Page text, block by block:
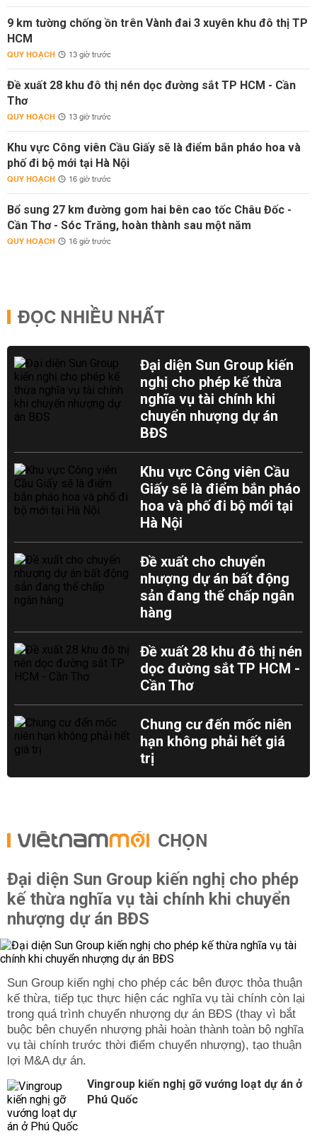
9 km tường chống ồn trên Vành đai 3 xuyên khu đô thị TP
HCM
QUY HOẠCH 13 giờ trước
Đề xuất 28 khu đô thị nén dọc đường sắt TP HCM - Cần
Thơ
QUY HOẠCH 13 giờ trước
Khu vực Công viên Cầu Giấy sẽ là điểm bắn pháo hoa và
phố đi bộ mới tại Hà Nội
QUY HOẠCH 16 giờ trước
Bổ sung 27 km đường gom hai bên cao tốc Châu Đốc -
Cần Thơ - Sóc Trăng, hoàn thành sau một năm
QUY HOẠCH 16 giờ trước
ĐỌC NHIỀU NHẤT
Đại diện Sun Group kiến
nghị cho phép kế thừa
nghĩa vụ tài chính khi
chuyển nhượng dự án
BĐS
Khu vực Công viên Cầu
Giấy sẽ là điểm bắn pháo
hoa và phố đi bộ mới tại
Hà Nội
Đề xuất cho chuyển
nhượng dự án bất động
sản đang thế chấp ngân
hàng
Đề xuất 28 khu đô thị nén
dọc đường sắt TP HCM -
Cần Thơ
Chung cư đến mốc niên
hạn không phải hết giá
trị
CHỌN
Đại diện Sun Group kiến nghị cho phép
kế thừa nghĩa vụ tài chính khi chuyển
nhượng dự án BĐS
Sun Group kiến nghị cho phép các bên được thỏa thuận
kế thừa, tiếp tục thực hiện các nghĩa vụ tài chính còn lại
trong quá trình chuyển nhượng dự án BĐS (thay vì bắt
buộc bên chuyển nhượng phải hoàn thành toàn bộ nghĩa
vụ tài chính trước thời điểm chuyển nhượng), tạo thuận
lợi M&A dự án.
Vingroup kiến nghị gỡ vướng loạt dự án ở
Phú Quốc